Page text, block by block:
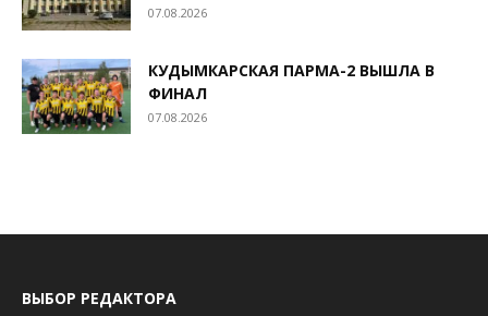
07.08.2026
КУДЫМКАРСКАЯ ПАРМА-2 ВЫШЛА В
ФИНАЛ
07.08.2026
ВЫБОР РЕДАКТОРА